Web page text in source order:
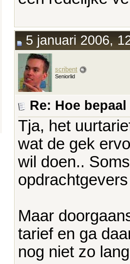
5 januari 2006,
scribent
Seniorlid
Re: Hoe
Tja, het
wat de gek
wil doen..
Maar
tarief en ga
nog niet zo